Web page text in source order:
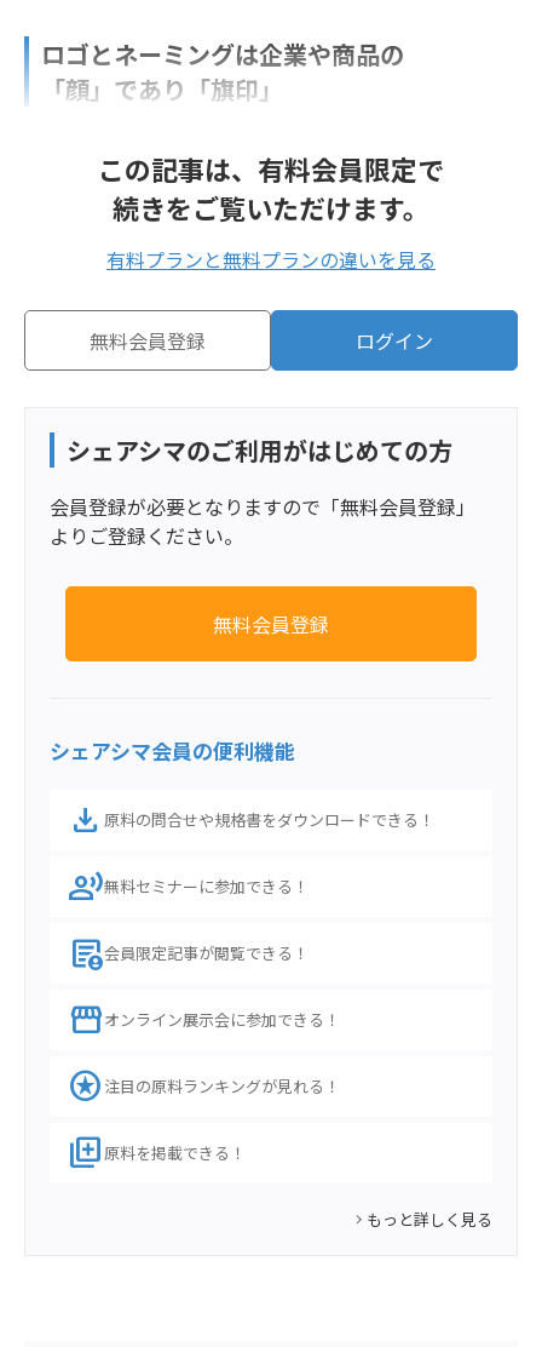
ロゴとネーミングは企業や商品の
「顔」であり「旗印」
この記事は、有料会員限定で
続きをご覧いただけます。
有料プランと無料プランの違いを見る
無料会員登録 ログイン
シェアシマのご利用がはじめての方
会員登録が必要となりますので「無料会員登録」
よりご登録ください。
無料会員登録
シェアシマ会員の便利機能
download 原料の問合せや規格書をダウンロードできる！
record_voice_over無料セミナーに参加できる！
demography会員限定記事が閲覧できる！
storefrontオンライン展示会に参加できる！
stars 注目の原料ランキングが見れる！
library_add 原料を掲載できる！
もっと詳しく見る